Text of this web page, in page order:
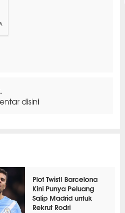
disini
Plot Twist! Barcelona
Kini Punya Peluang
Salip Madrid untuk
Rekrut Rodri